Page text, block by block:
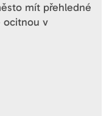
mít přehledné
ocitnou v